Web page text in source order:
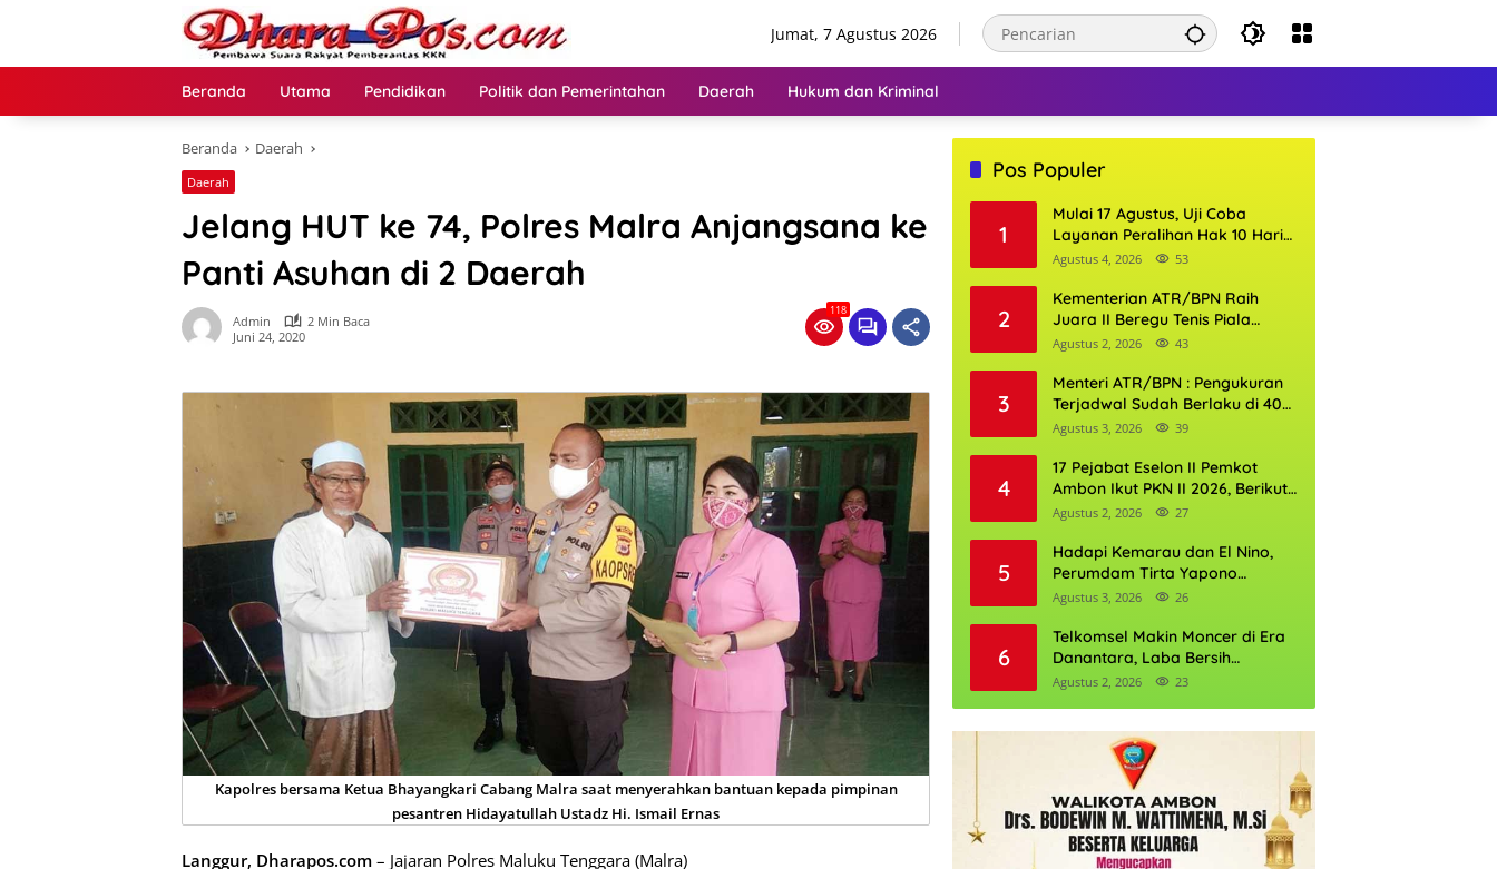
Jumat, 7 Agustus 2026
Beranda Utama Pendidikan Politik dan Pemerintahan Daerah Hukum dan Kriminal
Beranda Daerah
Daerah
Jelang HUT ke 74, Polres Malra Anjangsana ke
Panti Asuhan di 2 Daerah
Admin
2 Min Baca
Juni 24, 2020
118
Kapolres bersama Ketua Bhayangkari Cabang Malra saat menyerahkan bantuan kepada pimpinan
pesantren Hidayatullah Ustadz Hi. Ismail Ernas
Langgur, Dharapos.com – Jajaran Polres Maluku Tenggara (Malra)
Pos Populer
1
Mulai 17 Agustus, Uji Coba
Layanan Peralihan Hak 10 Hari
di 15 Kantor Pertanahan
Agustus 4, 2026 53
2
Kementerian ATR/BPN Raih
Juara II Beregu Tenis Piala
Gubernur DKI Jakarta 2026
Agustus 2, 2026 43
3
Menteri ATR/BPN : Pengukuran
Terjadwal Sudah Berlaku di 400
Kantor Pertanahan
Agustus 3, 2026 39
4
17 Pejabat Eselon II Pemkot
Ambon Ikut PKN II 2026, Berikut
Daftarnya
Agustus 2, 2026 27
5
Hadapi Kemarau dan El Nino,
Perumdam Tirta Yapono
Perkuat Cadangan Air Ambon
Agustus 3, 2026 26
6
Telkomsel Makin Moncer di Era
Danantara, Laba Bersih
Semester I 2026 Tembus Rp10,4
Agustus 2, 2026 23